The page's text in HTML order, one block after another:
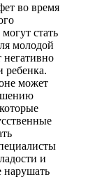
во время
стать
молодой
ребенка.
может
и
нарушать